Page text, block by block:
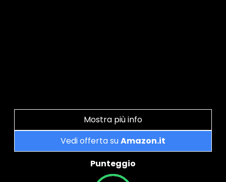
Mostra più info
Vedi offerta suAmazon.it
Punteggio